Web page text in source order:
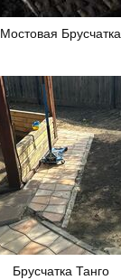
Мостовая Брусчатка
Брусчатка Танго